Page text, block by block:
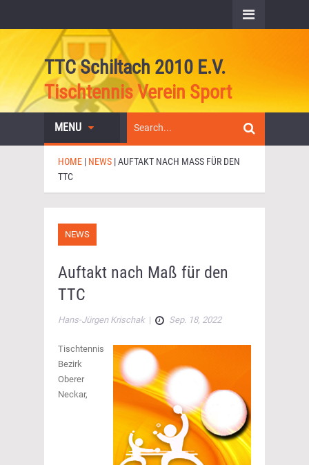
TTC Schiltach 2010 E.V.
Tischtennis Verein Sport
MENU
HOME | NEWS |AUFTAKT NACH MASS FÜR DEN T
TC
NEWS
Auftakt nach Maß für den
TTC
Hans-Jürgen Krischak| Sep. 18, 2022
Tischtennis
Bezirk
Oberer
Neckar,